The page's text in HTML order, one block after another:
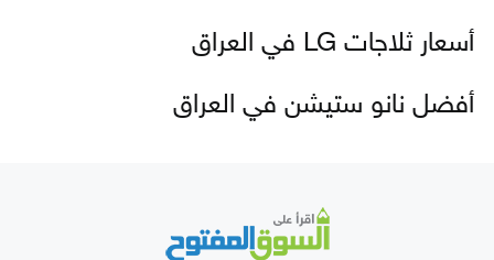
أسعار ثلاجات LG في العراق
أفضل نانو ستيشن في العراق